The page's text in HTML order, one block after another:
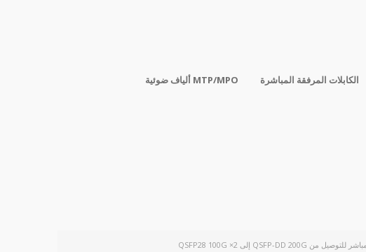
الكابلات المرفقة المباشرة ألياف ضوئية MTP/MPO